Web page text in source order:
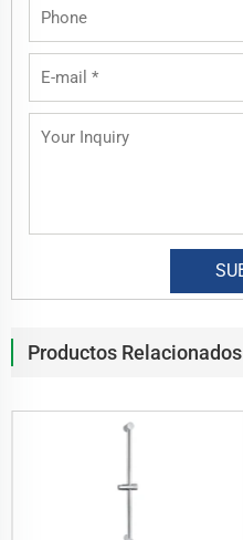
Productos Relacionados